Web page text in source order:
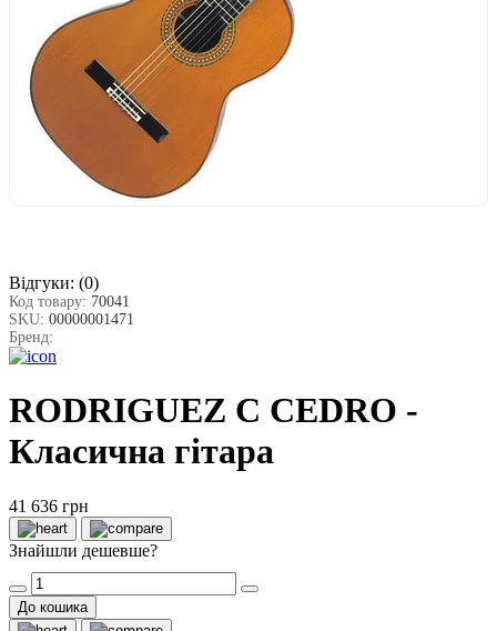
Відгуки: (0)
Код товару: 70041
SKU: 00000001471
Бренд:
RODRIGUEZ C CEDRO -
Класична гітара
41 636 грн
Знайшли дешевше?
До кошика